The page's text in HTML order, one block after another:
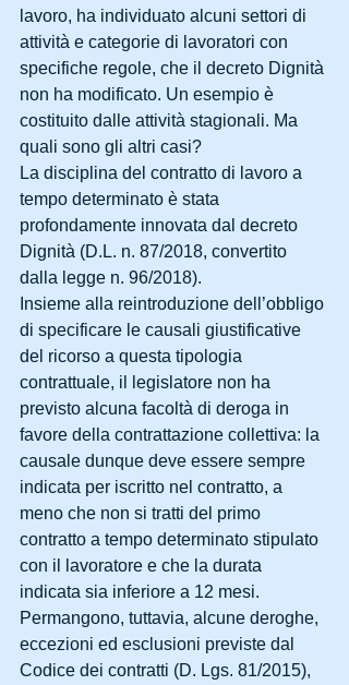
lavoro, ha individuato alcuni settori di
attività e categorie di lavoratori con
specifiche regole, che il decreto Dignità
non ha modificato. Un esempio è
costituito dalle attività stagionali. Ma
quali sono gli altri casi?
La disciplina del contratto di lavoro a
tempo determinato è stata
profondamente innovata dal decreto
Dignità (D.L. n. 87/2018, convertito
dalla legge n. 96/2018).
Insieme alla reintroduzione dell’obbligo
di specificare le causali giustificative
del ricorso a questa tipologia
contrattuale, il legislatore non ha
previsto alcuna facoltà di deroga in
favore della contrattazione collettiva: la
causale dunque deve essere sempre
indicata per iscritto nel contratto, a
meno che non si tratti del primo
contratto a tempo determinato stipulato
con il lavoratore e che la durata
indicata sia inferiore a 12 mesi.
Permangono, tuttavia, alcune deroghe,
eccezioni ed esclusioni previste dal
Codice dei contratti (D. Lgs. 81/2015),